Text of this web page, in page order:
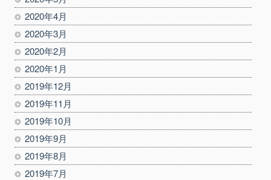
2020年4月
2020年3月
2020年2月
2020年1月
2019年12月
2019年11月
2019年10月
2019年9月
2019年8月
2019年7月